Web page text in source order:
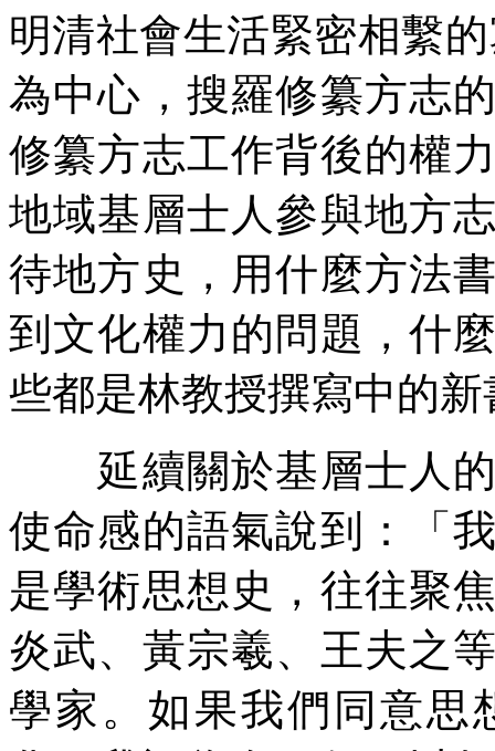
明清社會生活緊密相繫
為中心，搜羅修纂方志
修纂方志工作背後的權
地域基層士人參與地方
待地方史，用什麼方法
到文化權力的問題，什
些都是林教授撰寫中的
延續關於基層士人的
使命感的語氣說到：「
是學術思想史，往往聚
炎武、黃宗羲、王夫之
學家。如果我們同意思